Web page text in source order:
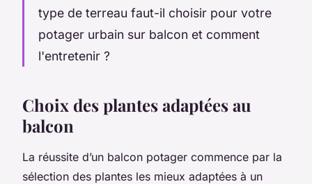
type de terreau faut-il choisir pour votre
potager urbain sur balcon et comment
l'entretenir ?
Choix des plantes adaptées au
balcon
La réussite d’un balcon potager commence par la
sélection des plantes les mieux adaptées à un